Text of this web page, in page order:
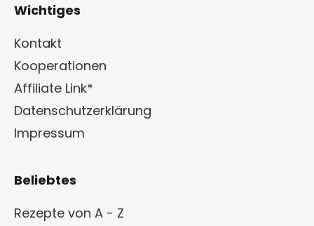
Wichtiges
Kontakt
Kooperationen
Affiliate Link*
Datenschutzerklärung
Impressum
Beliebtes
Rezepte von A - Z